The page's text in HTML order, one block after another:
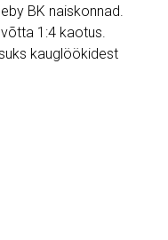
BK naiskonnad.
1:4 kaotus.
kauglöökidest